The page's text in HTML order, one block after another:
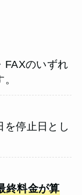
FAXのいずれ
を停止日とし
終料金が算